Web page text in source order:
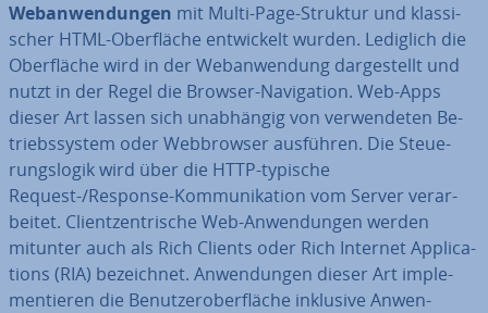
Web­an­wen­dun­gen mit Multi-Page-Struktur und klas­si­
scher HTML-Ober­flä­che ent­wi­ckelt wurden. Lediglich die
Ober­flä­che wird in der Web­an­wen­dung dar­ge­stellt und
nutzt in der Regel die Browser-Na­vi­ga­ti­on. Web-Apps
dieser Art lassen sich un­ab­hän­gig von ver­wen­de­ten Be­
triebs­sys­tem oder Web­brow­ser ausführen. Die Steue­
rungs­lo­gik wird über die HTTP-typische
Request-/Response-Kom­mu­ni­ka­ti­on vom Server ver­ar­
bei­tet. Cli­ent­zen­tri­sche Web-An­wen­dun­gen werden
mitunter auch als Rich Clients oder Rich Internet Ap­pli­ca­
ti­ons (RIA) be­zeich­net. An­wen­dun­gen dieser Art im­ple­
men­tie­ren die Be­nut­zer­ober­flä­che inklusive An­wen­